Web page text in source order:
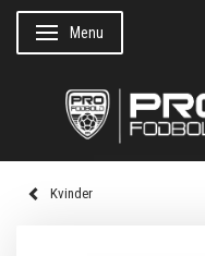
Skifte navigation
Menu
Kvinder